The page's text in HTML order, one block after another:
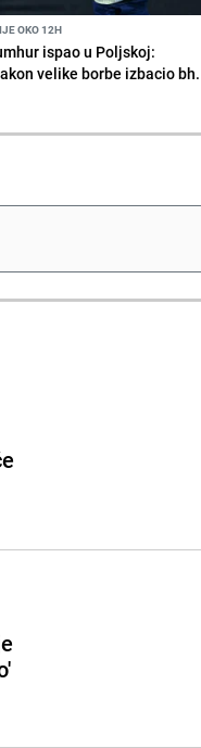
OKO 12H
ispao u Poljskoj:
velike borbe izbacio bh.